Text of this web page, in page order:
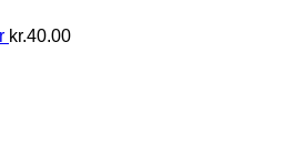
kr.40.00